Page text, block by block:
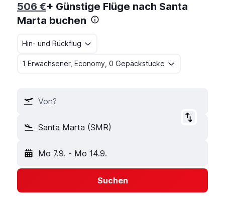
506 €+ Günstige Flüge nach Santa
Marta buchen
Hin- und Rückflug
1 Erwachsener, Economy, 0 Gepäckstücke
Von?
Santa Marta (SMR)
Mo 7.9. - Mo 14.9.
Suchen